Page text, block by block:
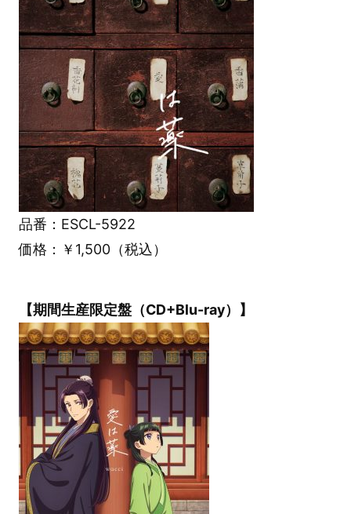
品番：ESCL-5922
価格：￥1,500（税込）
【期間生産限定盤（CD+Blu-ray）】